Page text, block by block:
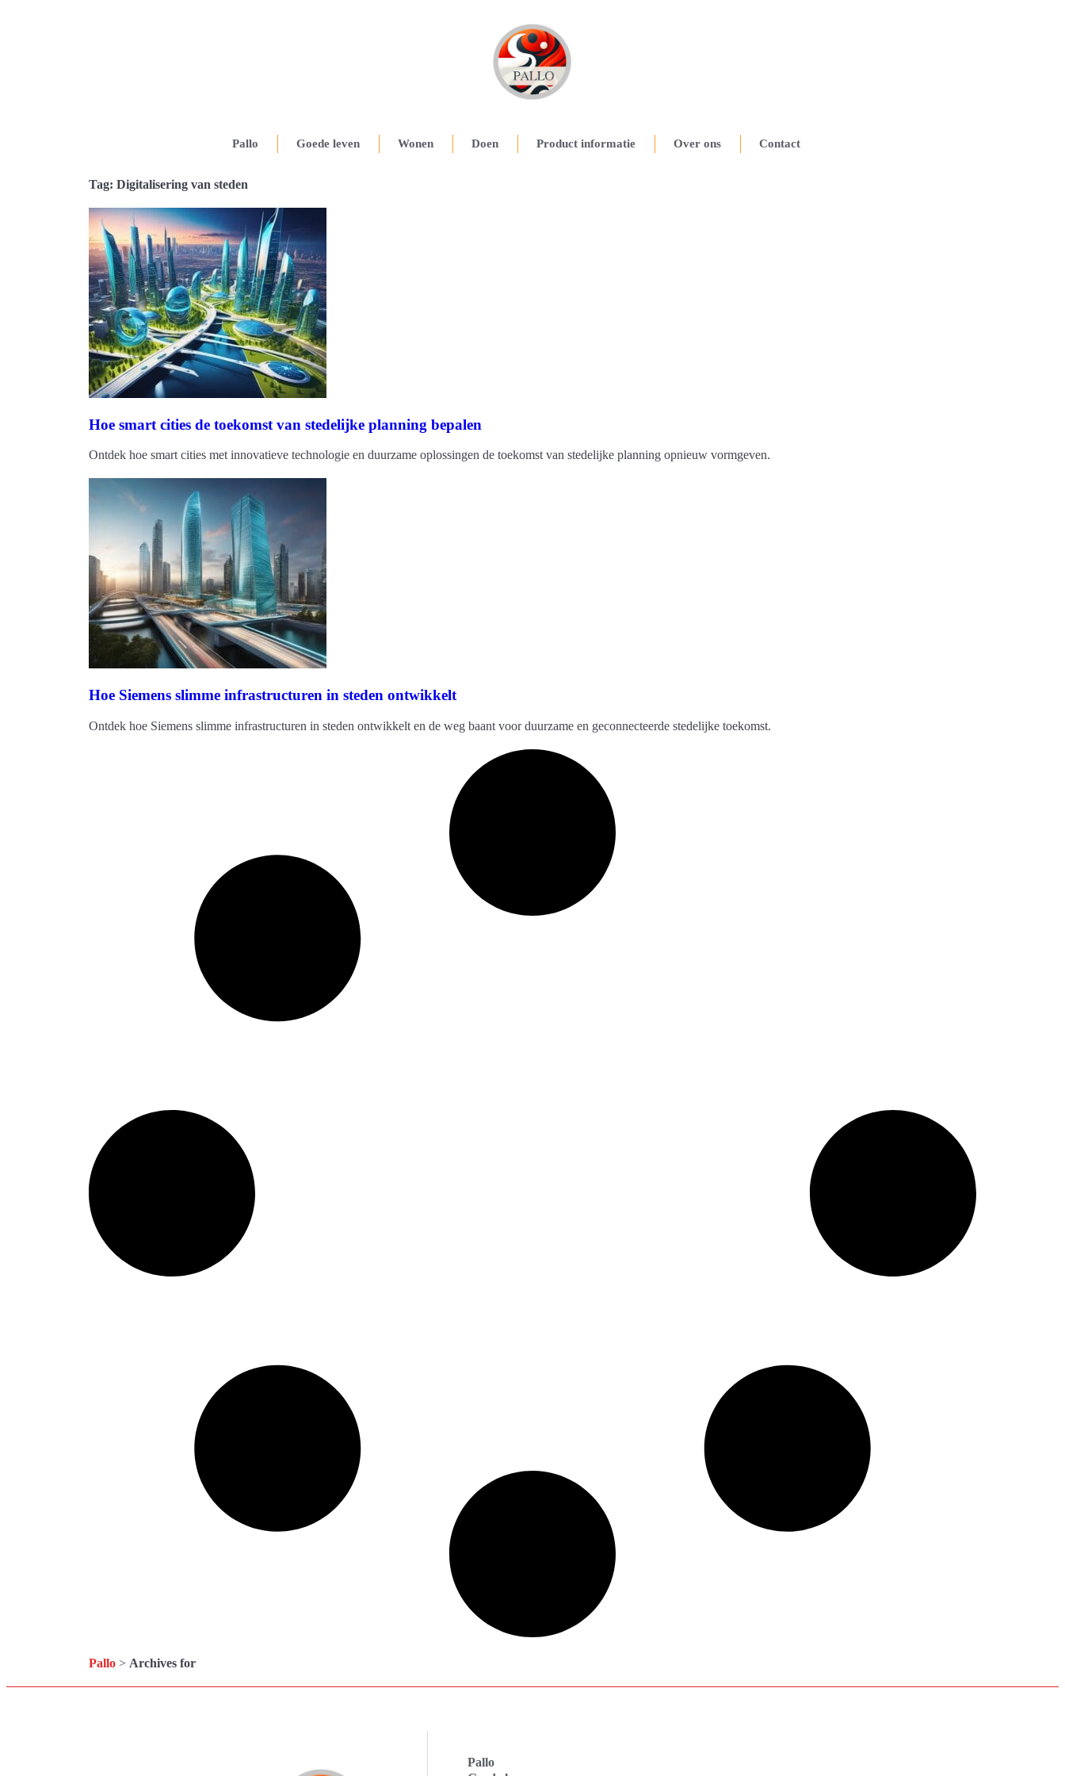
Pallo Goede leven Wonen Doen Product informatie Over ons Contact
Tag: Digitalisering van steden
Hoe smart cities de toekomst van stedelijke planning bepalen
Ontdek hoe smart cities met innovatieve technologie en duurzame oplossingen de toekomst van stedelijke planning opnieuw vormgeven.
Hoe Siemens slimme infrastructuren in steden ontwikkelt
Ontdek hoe Siemens slimme infrastructuren in steden ontwikkelt en de weg baant voor duurzame en geconnecteerde stedelijke toekomst.
Pallo > Archives for
Pallo